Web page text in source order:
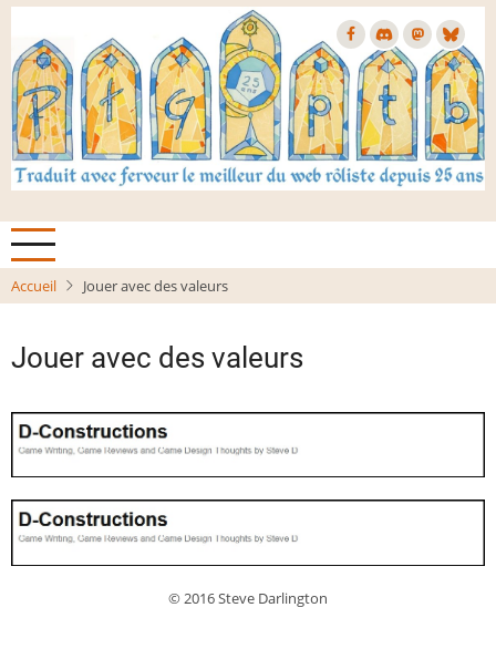
Aller
contenu
principal
Accueil Jouer avec des valeurs
Jouer avec des valeurs
© 2016 Steve Darlington